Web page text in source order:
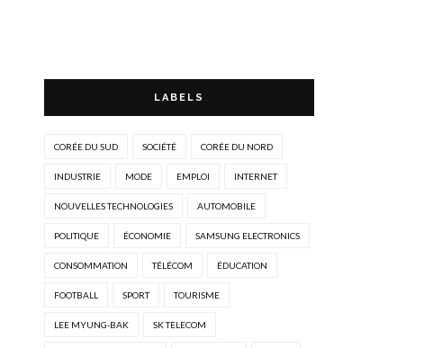
LABELS
CORÉE DU SUD SOCIÉTÉ CORÉE DU NORD
INDUSTRIE MODE EMPLOI INTERNET
NOUVELLES TECHNOLOGIES AUTOMOBILE
POLITIQUE ÉCONOMIE SAMSUNG ELECTRONICS
CONSOMMATION TÉLÉCOM ÉDUCATION
FOOTBALL SPORT TOURISME
LEE MYUNG-BAK SK TELECOM